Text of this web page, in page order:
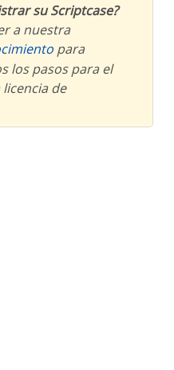
su Scriptcase?
a nuestra
para
los pasos para el
de